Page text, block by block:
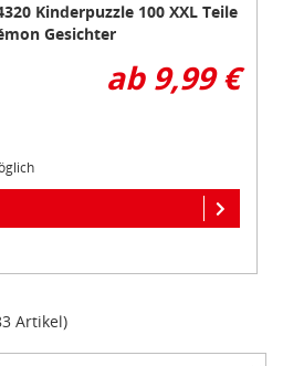
Kinderpuzzle 100 XXL Teile
Gesichter
ab 9,99 €
Artikel)